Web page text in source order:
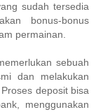
sudah tersedia
bonus-bonus
permainan.
sebuah
dan melakukan
deposit bisa
menggunakan